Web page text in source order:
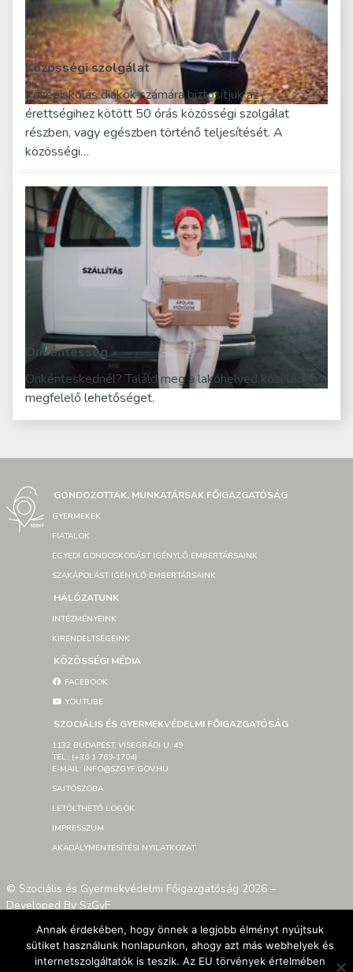
Közösségi szolgálat
Középiskolás diákok számára biztosítjuk az
érettségihez kötött 50 órás közösségi szolgálat
részben, vagy egészben történő teljesítését. A
közösségi…
Önkéntesség
Önkénteskednél? Találd meg a lakóhelyed közelében a
megfelelő lehetőséget.
GONDOZOTTAK, MUNKATÁRSAK FŐIGAZGATÓSÁG
GYERMEKEK
FIATALOK
EGYEDI GONDOSKODÁST IGÉNYLŐ EMBERTÁRSAINK
SZAKÁPOLÁST IGÉNYLŐ EMBERTÁRSAINK
HÁLÓZATUNK
INTÉZMÉNYEINK
KIRENDELTSÉGEINK
KÖZÖSSÉGI MÉDIA
FACEBOOK
YOUTUBE
SZOCIÁLIS ÉS GYERMEKVÉDELMI FŐIGAZGATÓSÁG
1132 BUDAPEST, VISEGRÁDI U. 49
TEL.: (+36 1 769-1704)
E-MAIL: INFO@SZGYF.GOV.HU
SAJTÓSZOBA
LETÖLTHETŐ LOGÓK
IMPRESSZUM
AKADÁLYMENTESÍTÉSI NYILATKOZAT
© Szociális és Gyermekvédelmi Főigazgatóság 2026 –
Developed By SzGyF
Annak érdekében, hogy önnek a legjobb élményt nyújtsuk
sütiket használunk honlapunkon, ahogy azt más webhelyek és
internetszolgáltatók is teszik. Az EU törvények értelmében